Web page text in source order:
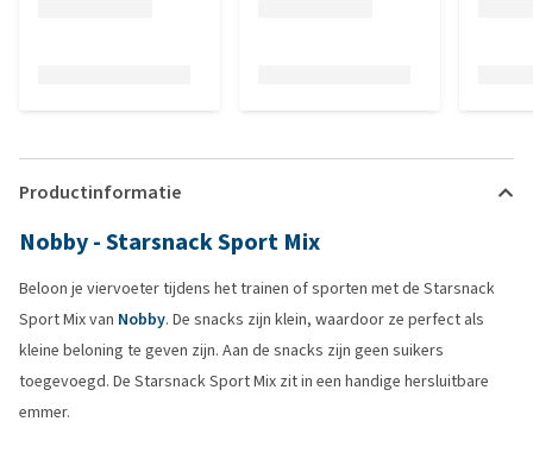
Productinformatie
Nobby - Starsnack Sport Mix
Beloon je viervoeter tijdens het trainen of sporten met de Starsnack
Sport Mix van Nobby. De snacks zijn klein, waardoor ze perfect als
kleine beloning te geven zijn. Aan de snacks zijn geen suikers
toegevoegd. De Starsnack Sport Mix zit in een handige hersluitbare
emmer.